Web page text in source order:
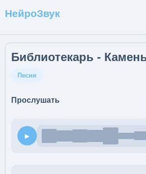
НейроЗвук
Библиотекарь -
Песни
Прослушать
▶